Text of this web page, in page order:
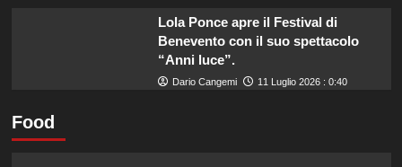
Lola Ponce apre il Festival di
Benevento con il suo spettacolo
“Anni luce”.
Dario Cangemi 11 Luglio 2026 : 0:40
Food